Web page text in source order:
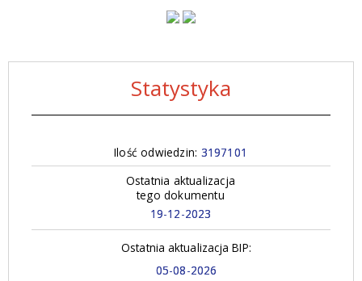
Statystyka
Ilość odwiedzin: 3197101
Ostatnia aktualizacja
tego dokumentu
19-12-2023
Ostatnia aktualizacja BIP:
05-08-2026